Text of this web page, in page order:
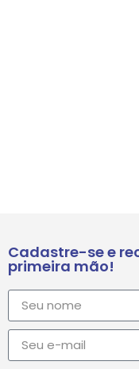
Cadastre-se e
primeira mão!